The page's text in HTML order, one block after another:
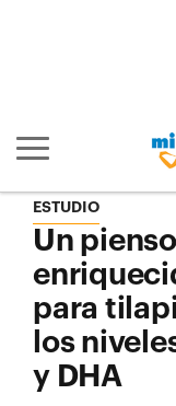
Mostrar/ocultar
ESTUDIO
Un
para
los
y DHA